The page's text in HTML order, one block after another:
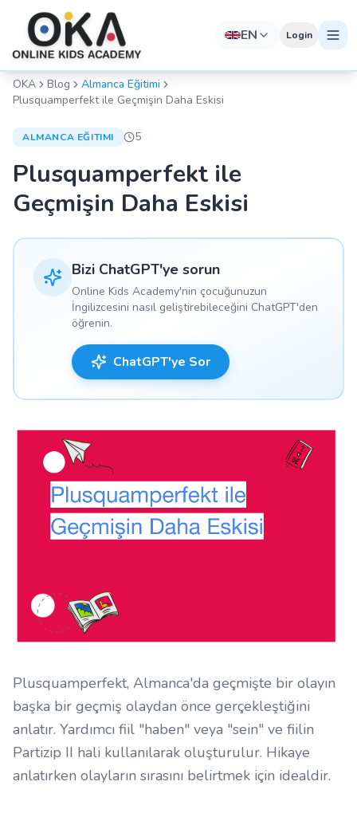
EN Login
OKA Blog
Almanca Eğitimi
Plusquamperfekt ile Geçmişin Daha Eskisi
ALMANCA EĞITIMI 5
Plusquamperfekt ile
Geçmişin Daha Eskisi
Bizi ChatGPT'ye sorun
Online Kids Academy'nin çocuğunuzun
İngilizcesini nasıl geliştirebileceğini ChatGPT'den
öğrenin.
ChatGPT'ye Sor
Plusquamperfekt, Almanca'da geçmişte bir olayın
başka bir geçmiş olaydan önce gerçekleştiğini
anlatır. Yardımcı fiil "haben" veya "sein" ve fiilin
Partizip II hali kullanılarak oluşturulur. Hikaye
anlatırken olayların sırasını belirtmek için idealdir.